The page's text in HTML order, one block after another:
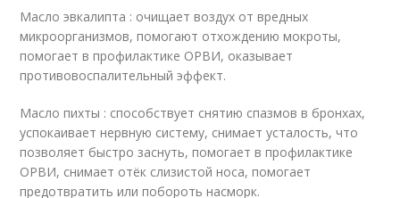
Масло эвкалипта : очищает воздух от вредных
микроорганизмов, помогают отхождению мокроты,
помогает в профилактике ОРВИ, оказывает
противовоспалительный эффект.
Масло пихты : способствует снятию спазмов в бронхах,
успокаивает нервную систему, снимает усталость, что
позволяет быстро заснуть, помогает в профилактике
ОРВИ, снимает отёк слизистой носа, помогает
предотвратить или побороть насморк.